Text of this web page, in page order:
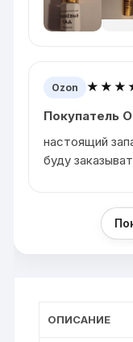
Ozon
Покупатель
настоящий
буду
ОПИСАНИЕ